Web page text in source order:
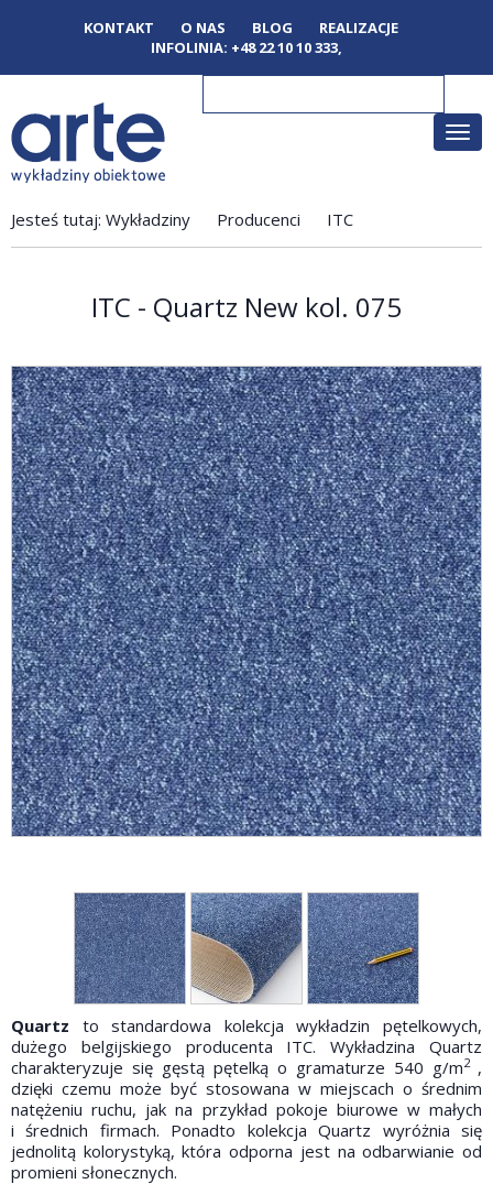
KONTAKT O NAS BLOG
REALIZACJE
INFOLINIA: +48 22 10 10 333,
Jesteś tutaj: Wykładziny Producenci ITC
ITC - Quartz New kol. 075
Quartz to standardowa kolekcja wykładzin pętelkowych,
dużego belgijskiego producenta ITC. Wykładzina Quartz
charakteryzuje się gęstą pętelką o gramaturze 540 g/m2 ,
dzięki czemu może być stosowana w miejscach o średnim
natężeniu ruchu, jak na przykład pokoje biurowe w małych
i średnich firmach. Ponadto kolekcja Quartz wyróżnia się
jednolitą kolorystyką, która odporna jest na odbarwianie od
promieni słonecznych.